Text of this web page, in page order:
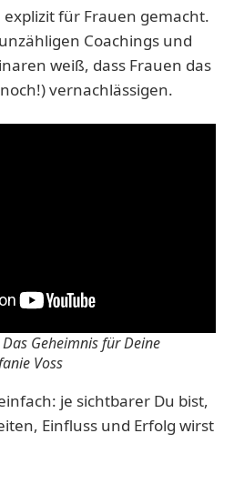
explizit für Frauen gemacht.
Coachings und
weiß, dass Frauen das
vernachlässigen.
Geheimnis für Deine
Voss
je sichtbarer Du bist,
Einfluss und Erfolg wirst